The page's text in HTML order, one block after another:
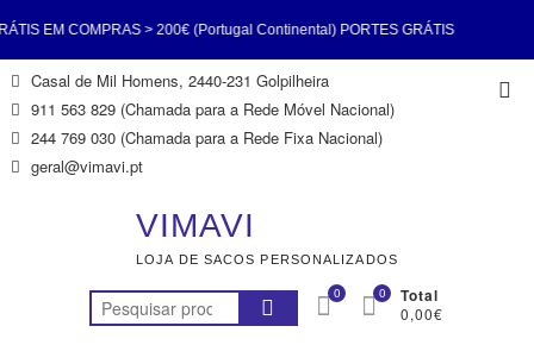
EM COMPRAS > 200€ (Portugal Continental) PORTES GRÁTIS
> 200€ (Portugal Continental) PORTES GRÁTIS EM COMPRAS >
Continental) PORTES GRÁTIS EM COMPRAS > 200€ (Portugal
EM COMPRAS > 200€ (Portugal Continental) PORTES GRÁTIS
> 200€ (Portugal Continental) PORTES GRÁTIS EM COMPRAS >
Skip
to
content
Casal de Mil Homens, 2440-231 Golpilheira
911 563 829 (Chamada para a Rede Móvel Nacional)
244 769 030 (Chamada para a Rede Fixa Nacional)
geral@vimavi.pt
VIMAVI
LOJA DE SACOS PERSONALIZADOS
Pesquisar
por:
0 Total
0,00€
0